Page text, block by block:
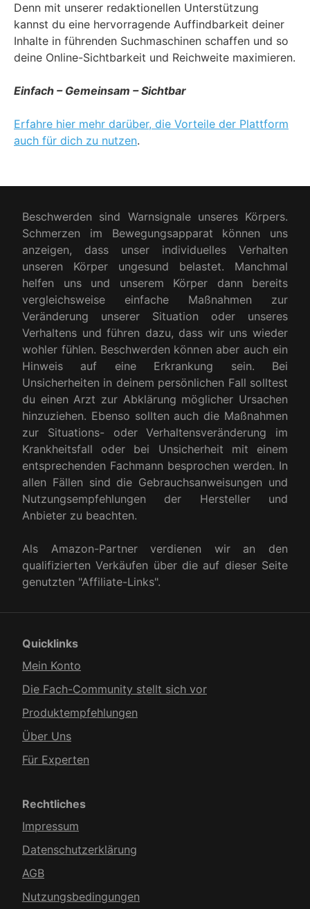
Denn mit unserer redaktionellen Unterstützung
kannst du eine hervorragende Auffindbarkeit deiner
Inhalte in führenden Suchmaschinen schaffen und so
deine Online-Sichtbarkeit und Reichweite maximieren.
Einfach – Gemeinsam – Sichtbar
Erfahre hier mehr darüber, die Vorteile der Plattform
auch für dich zu nutzen.
Beschwerden sind Warnsignale unseres Körpers.
Schmerzen im Bewegungsapparat können uns
anzeigen, dass unser individuelles Verhalten
unseren Körper ungesund belastet. Manchmal
helfen uns und unserem Körper dann bereits
vergleichsweise einfache Maßnahmen zur
Veränderung unserer Situation oder unseres
Verhaltens und führen dazu, dass wir uns wieder
wohler fühlen. Beschwerden können aber auch ein
Hinweis auf eine Erkrankung sein. Bei
Unsicherheiten in deinem persönlichen Fall solltest
du einen Arzt zur Abklärung möglicher Ursachen
hinzuziehen. Ebenso sollten auch die Maßnahmen
zur Situations- oder Verhaltensveränderung im
Krankheitsfall oder bei Unsicherheit mit einem
entsprechenden Fachmann besprochen werden. In
allen Fällen sind die Gebrauchsanweisungen und
Nutzungsempfehlungen der Hersteller und
Anbieter zu beachten.
Als Amazon-Partner verdienen wir an den
qualifizierten Verkäufen über die auf dieser Seite
genutzten "Affiliate-Links".
Quicklinks
Mein Konto
Die Fach-Community stellt sich vor
Produkt­empfehlungen
Über Uns
Für Experten
Rechtliches
Impressum
Datenschutzerklärung
AGB
Nutzungsbedingungen